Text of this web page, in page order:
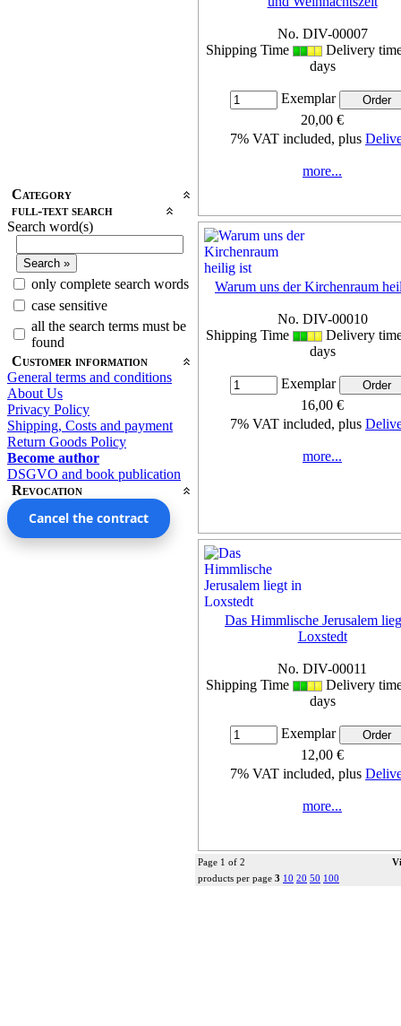
Category
full-text search
Search word(s)
only complete search words
case sensitive
all the search terms must be
found
Customer information
General terms and conditions
About Us
Privacy Policy
Shipping, Costs and payment
Return Goods Policy
Become author
DSGVO and book publication
Revocation
Cancel the contract
No. DIV-00007
Shipping Time
Delivery
days
Exemplar
20,00 €
7% VAT included, plus
more...
Warum uns der Kirchenraum
No. DIV-00010
Shipping Time
Delivery
days
Exemplar
16,00 €
7% VAT included, plus
more...
Das Himmlische Jerusalem
Loxstedt
No. DIV-00011
Shipping Time
Delivery
days
Exemplar
12,00 €
7% VAT included, plus
more...
Page 1 of 2
products per page 3 10 20 50 100